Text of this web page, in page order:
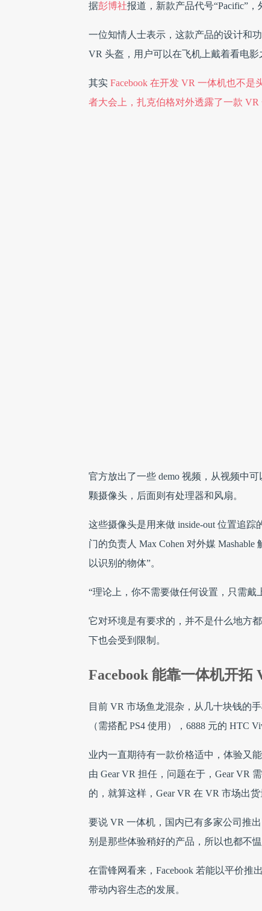
据彭博社报道，新款产品代号“Pacific”，
一位知情人士表示，这款产品的设计和
VR 头盔，用户可以在飞机上戴着看电影
其实 Facebook 在开发 VR 一体机也不是
者大会上，扎克伯格对外透露了一款 VR
官方放出了一些 demo 视频，从视频中
颗摄像头，后面则有处理器和风扇。
这些摄像头是用来做 inside-out 位置追
门的负责人 Max Cohen 对外媒
以识别的物体”。
“理论上，你不需要做任何设置，只需戴
它对环境是有要求的，并不是什么地方
下也会受到限制。
Facebook 能靠一体机开拓
目前 VR 市场鱼龙混杂，从几十块钱的
（需搭配 PS4 使用），6888 元的 HTC
业内一直期待有一款价格适中，体验又
由 Gear VR 担任，问题在于，Gear VR
的，就算这样，Gear VR 在 VR 市场出
要说 VR 一体机，国内已有多家公司推
别是那些体验稍好的产品，所以也都不愠
在雷锋网看来，Facebook 若能以平价
带动内容生态的发展。